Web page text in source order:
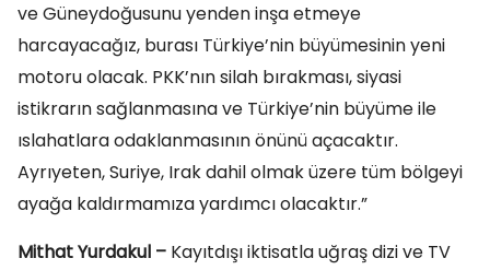
ve Güneydoğusunu yenden inşa etmeye
harcayacağız, burası Türkiye’nin büyümesinin yeni
motoru olacak. PKK’nın silah bırakması, siyasi
istikrarın sağlanmasına ve Türkiye’nin büyüme ile
ıslahatlara odaklanmasının önünü açacaktır.
Ayrıyeten, Suriye, Irak dahil olmak üzere tüm bölgeyi
ayağa kaldırmamıza yardımcı olacaktır.”
Mithat Yurdakul – Kayıtdışı iktisatla uğraş dizi ve TV